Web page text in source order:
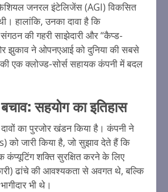
जनरल इंटेलिजेंस (AGI) विकसित
हालांकि, उनका दावा है कि
की गहरी साझेदारी और “कैप्ड-
झुकाव ने ओपनएआई को दुनिया की सबसे
एक क्लोज्ड-सोर्स सहायक कंपनी में बदल
सहयोग का इतिहास
का पुरजोर खंडन किया है। कंपनी ने
को जारी किया है, जो सुझाव देते हैं कि
शक्ति सुरक्षित करने के लिए
ढांचे की आवश्यकता से अवगत थे, बल्कि
भी थे।